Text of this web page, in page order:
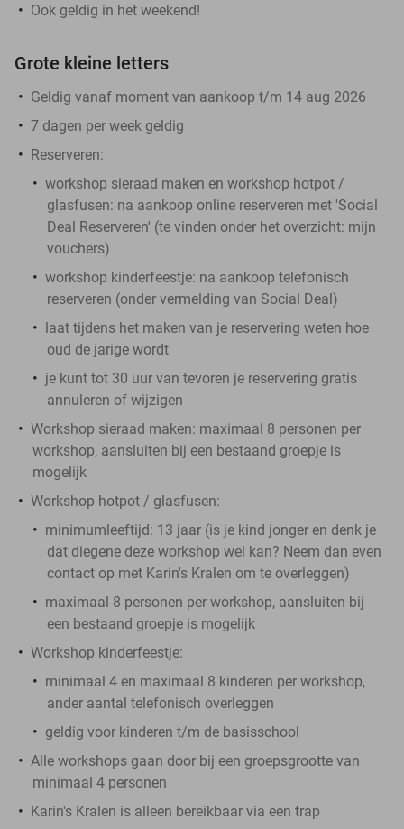
Ook geldig in het weekend!
Grote kleine letters
Geldig vanaf moment van aankoop t/m 14 aug 2026
7 dagen per week geldig
Reserveren:
​workshop sieraad maken en workshop hotpot /
glasfusen: na aankoop online reserveren met 'Social
Deal Reserveren' (te vinden onder het overzicht: mijn
vouchers)
workshop kinderfeestje: na aankoop telefonisch
reserveren (onder vermelding van Social Deal)
laat tijdens het maken van je reservering weten hoe
oud de jarige wordt
je kunt tot 30 uur van tevoren je reservering gratis
annuleren of wijzigen
Workshop sieraad maken: maximaal 8 personen per
workshop, aansluiten bij een bestaand groepje is
mogelijk
Workshop hotpot / glasfusen:
minimumleeftijd: 13 jaar (is je kind jonger en denk je
dat diegene deze workshop wel kan? Neem dan even
contact op met Karin's Kralen om te overleggen)
maximaal 8 personen per workshop, aansluiten bij
een bestaand groepje is mogelijk
Workshop kinderfeestje:
minimaal 4 en maximaal 8 kinderen per workshop,
ander aantal telefonisch overleggen
geldig voor kinderen t/m de basisschool
Alle workshops gaan door bij een groepsgrootte van
minimaal 4 personen
Karin's Kralen is alleen bereikbaar via een trap